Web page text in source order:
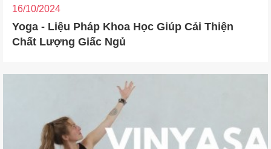
16/10/2024
Yoga - Liệu Pháp Khoa Học Giúp Cải Thiện
Chất Lượng Giấc Ngủ